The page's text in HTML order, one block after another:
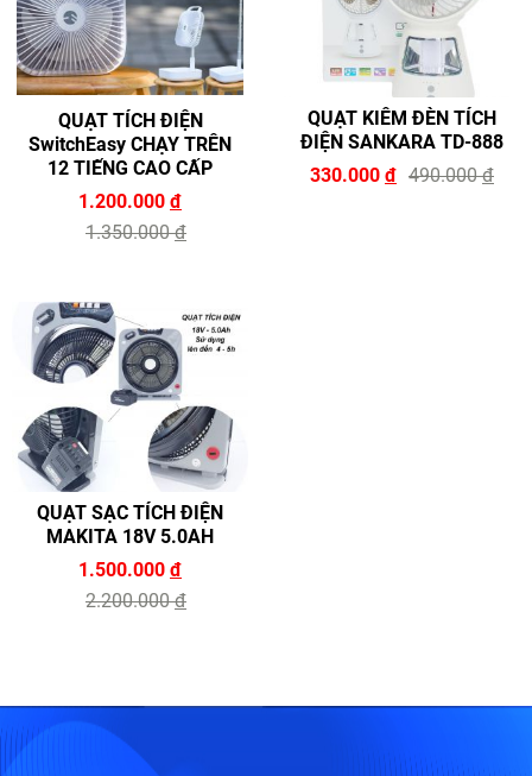
QUẠT TÍCH ĐIỆN
SwitchEasy CHẠY TRÊN
12 TIẾNG CAO CẤP
1.200.000 đ
1.350.000đ
QUẠT KIÊM ĐÈN TÍCH
ĐIỆN SANKARA TD-888
330.000 đ 490.000đ
QUẠT SẠC TÍCH ĐIỆN
MAKITA 18V 5.0AH
1.500.000 đ
2.200.000đ